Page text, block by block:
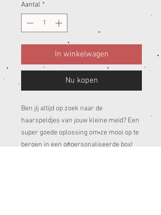
Aantal *
In winkelwagen
Nu kopen
Ben jij altijd op zoek naar de
haarspeldjes van jouw kleine meid? Een
super goede oplossing om ze mooi op te
bergen in een gepersonaliseerde box!